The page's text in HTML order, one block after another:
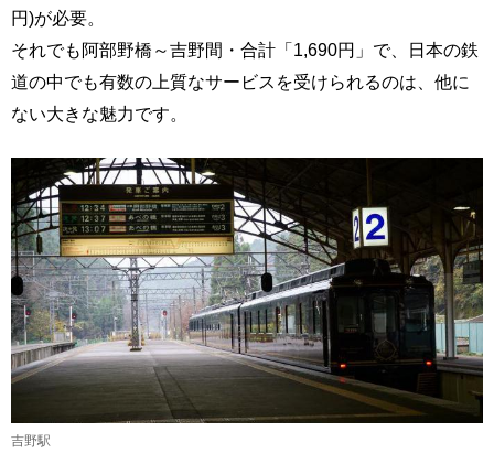
円)が必要。
それでも阿部野橋～吉野間・合計「1,690円」で、日本の鉄
道の中でも有数の上質なサービスを受けられるのは、他に
ない大きな魅力です。
吉野駅